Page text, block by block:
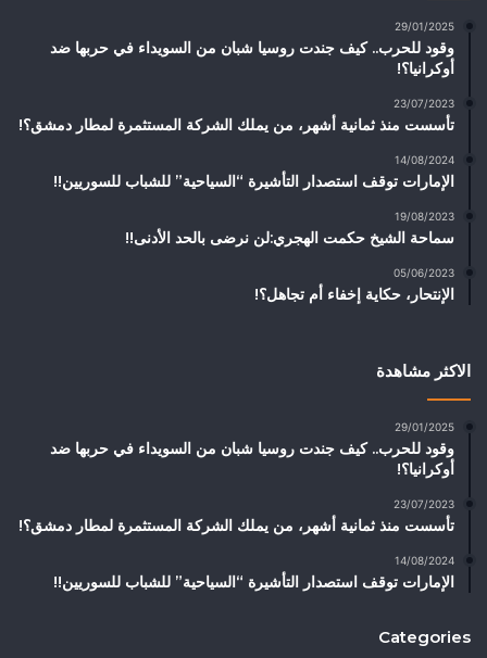
29/01/2025
وقود للحرب.. كيف جندت روسيا شبان من السويداء في حربها ضد
أوكرانيا؟!
23/07/2023
تأسست منذ ثمانية أشهر، من يملك الشركة المستثمرة لمطار دمشق؟!
14/08/2024
الإمارات توقف استصدار التأشيرة “السياحية” للشباب للسوريين!!
19/08/2023
سماحة الشيخ حكمت الهجري:لن نرضى بالحد الأدنى!!
05/06/2023
الإنتحار، حكاية إخفاء أم تجاهل؟!
الاكثر مشاهدة
29/01/2025
وقود للحرب.. كيف جندت روسيا شبان من السويداء في حربها ضد
أوكرانيا؟!
23/07/2023
تأسست منذ ثمانية أشهر، من يملك الشركة المستثمرة لمطار دمشق؟!
14/08/2024
الإمارات توقف استصدار التأشيرة “السياحية” للشباب للسوريين!!
Categories